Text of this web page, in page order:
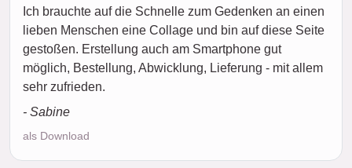
Ich brauchte auf die Schnelle zum Gedenken an einen
lieben Menschen eine Collage und bin auf diese Seite
gestoßen. Erstellung auch am Smartphone gut
möglich, Bestellung, Abwicklung, Lieferung - mit allem
sehr zufrieden.
- Sabine
als Download